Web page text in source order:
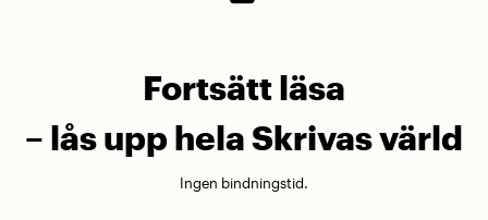
Fortsätt läsa
– lås upp hela Skrivas värld
Ingen bindningstid.